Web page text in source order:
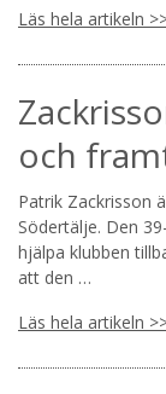
Läs hela artikeln
och
Patrik Zackrisson
Södertälje. Den
hjälpa klubben
att den …
Läs hela artikeln